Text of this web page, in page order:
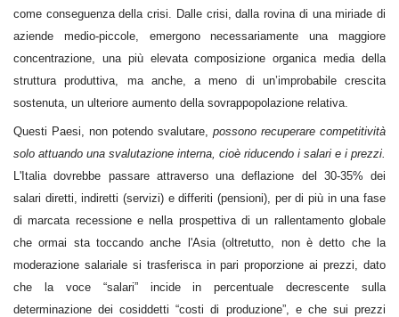
come conseguenza della crisi. Dalle crisi, dalla rovina di una miriade di
aziende medio-piccole, emergono necessariamente una maggiore
concentrazione, una più elevata composizione organica media della
struttura produttiva, ma anche, a meno di un’improbabile crescita
sostenuta, un ulteriore aumento della sovrappopolazione relativa.
Questi Paesi, non potendo svalutare, possono recuperare competitività
solo attuando una svalutazione interna, cioè riducendo i salari e i prezzi.
L'Italia dovrebbe passare attraverso una deflazione del 30-35% dei
salari diretti, indiretti (servizi) e differiti (pensioni), per di più in una fase
di marcata recessione e nella prospettiva di un rallentamento globale
che ormai sta toccando anche l'Asia (oltretutto, non è detto che la
moderazione salariale si trasferisca in pari proporzione ai prezzi, dato
che la voce “salari” incide in percentuale decrescente sulla
determinazione dei cosiddetti “costi di produzione”, e che sui prezzi